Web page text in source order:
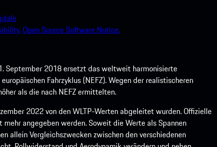
Open Source Software Notice.
September 2018 ersetzt das weltweit harmonisierte
Fahrzyklus (NEFZ). Wegen der realistischeren
als die nach NEFZ ermittelten.
2022 von den WLTP-Werten abgeleitet wurden. Offizielle
angegeben werden. Soweit die Werte als Spannen
allein Vergleichszwecken zwischen den verschiedenen